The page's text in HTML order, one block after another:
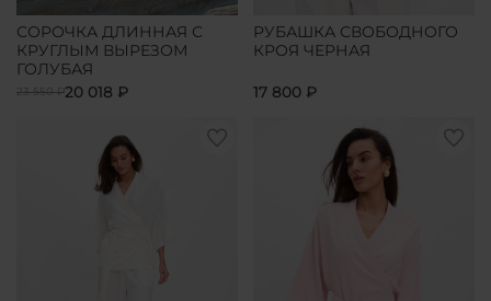
СОРОЧКА ДЛИННАЯ С
КРУГЛЫМ ВЫРЕЗОМ
ГОЛУБАЯ
23 550 ₽20 018 ₽
РУБАШКА СВОБОДНОГО
КРОЯ ЧЕРНАЯ
17 800 ₽